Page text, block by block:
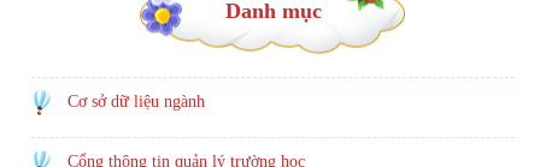
Danh mục
Cơ sở dữ liệu ngành
Cổng thông tin quản lý trường học